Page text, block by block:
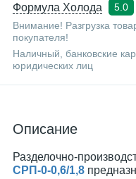
Формула Холода 5.0
Внимание! Разгрузка
покупателя!
Наличный, банковские
юридических лиц
Описание
Разделочно-
СРП-0-0,6/1,8